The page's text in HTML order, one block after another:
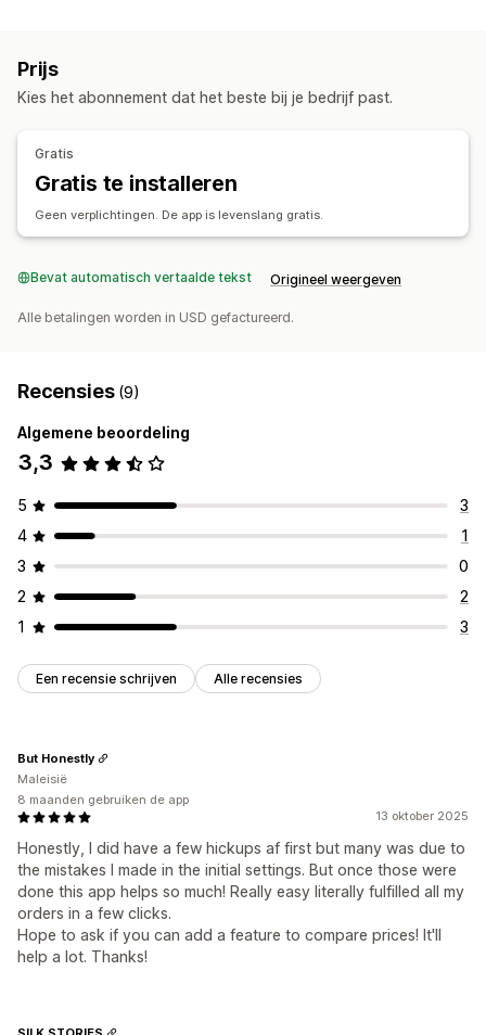
Afhaalopties
Tracking in realtime
Sms-meldingen
E-mailmeldingen
Bestellingen volgen Bewijs van bezorging
Trackingpagina's
Afhankelijk van klant
Gewichtsafhankelijk
Prijs
Kies het abonnement dat het beste bij je bedrijf past.
Gratis
Gratis te installeren
Geen verplichtingen. De app is levenslang gratis.
Bevat automatisch vertaalde tekst Origineel weergeven
Alle betalingen worden in USD gefactureerd.
Recensies (9)
Algemene beoordeling
3,3
5
3
4
1
3
0
2
2
1
3
Een recensie schrijven Alle recensies
13 oktober 2025
Honestly, I did have a few hickups af first but many was due to
the mistakes I made in the initial settings. But once those were
done this app helps so much! Really easy literally fulfilled all my
orders in a few clicks.
Hope to ask if you can add a feature to compare prices! It'll
help a lot. Thanks!
But Honestly
Maleisië
8 maanden gebruiken de app